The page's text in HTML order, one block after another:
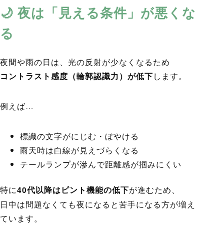
🌙 夜は「見える条件」が悪くな
る
夜間や雨の日は、光の反射が少なくなるため
コントラスト感度（輪郭認識力）が低下します。
例えば…
標識の文字がにじむ・ぼやける
雨天時は白線が見えづらくなる
テールランプが滲んで距離感が掴みにくい
特に40代以降はピント機能の低下が進むため、
日中は問題なくても夜になると苦手になる方が増え
ています。